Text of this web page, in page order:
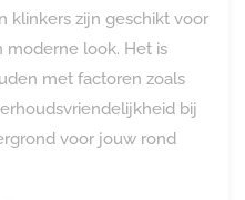
klinkers zijn geschikt voor
moderne look. Het is
met factoren zoals
bij
voor jouw rond